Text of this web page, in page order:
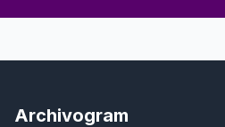
Archivogram